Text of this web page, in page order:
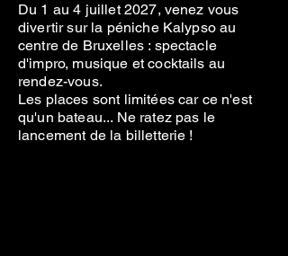
Du 1 au 4 juillet 2027, venez vous
divertir sur la péniche Kalypso au
centre de Bruxelles : spectacle
d'impro, musique et cocktails au
rendez-vous.
Les places sont limitées car ce n'est
qu'un bateau... Ne ratez pas le
lancement de la billetterie !